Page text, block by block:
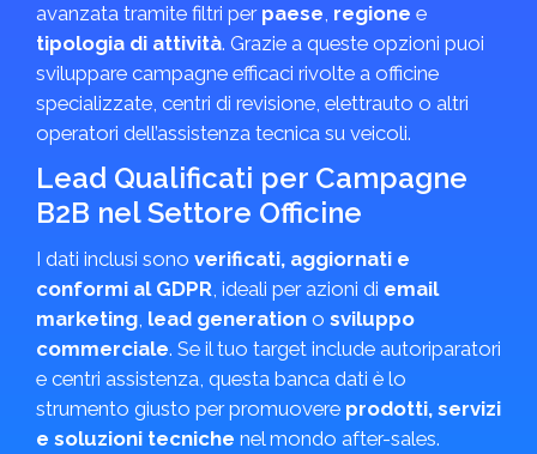
avanzata tramite filtri per paese, regione e
tipologia di attività. Grazie a queste opzioni puoi
sviluppare campagne efficaci rivolte a officine
specializzate, centri di revisione, elettrauto o altri
operatori dell’assistenza tecnica su veicoli.
Lead Qualificati per Campagne
B2B nel Settore Officine
I dati inclusi sono verificati, aggiornati e
conformi al GDPR, ideali per azioni di email
marketing, lead generation o sviluppo
commerciale. Se il tuo target include autoriparatori
e centri assistenza, questa banca dati è lo
strumento giusto per promuovere prodotti, servizi
e soluzioni tecniche nel mondo after-sales.